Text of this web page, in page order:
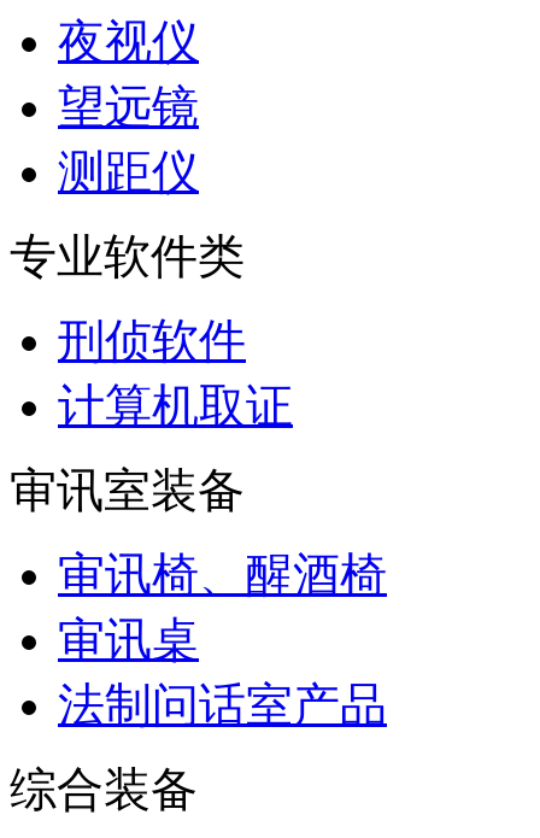
夜视仪
望远镜
测距仪
专业软件类
刑侦软件
计算机取证
审讯室装备
审讯椅、醒酒椅
审讯桌
法制问话室产品
综合装备